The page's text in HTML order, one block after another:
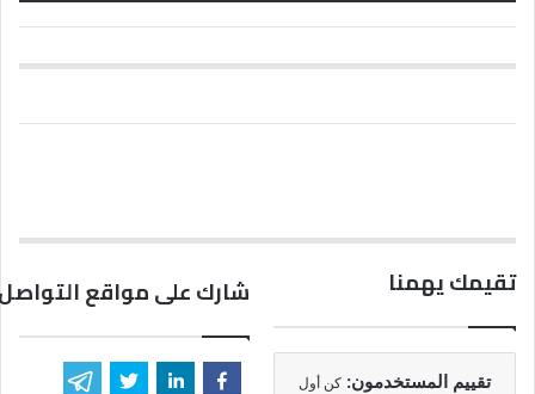
تقيمك يهمنا
تقييم المستخدمون: كن أول
شارك على مواقع